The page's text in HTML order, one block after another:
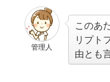
管理人
このあ
リプト
由とも